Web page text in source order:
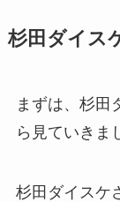
杉田ダイス
まずは、杉田
ら見ていきま
杉田ダイスケ